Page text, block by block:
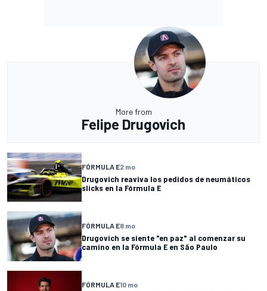
More from
Felipe Drugovich
FÓRMULA E2 mo
Drugovich reaviva los pedidos de neumáticos
slicks en la Fórmula E
FÓRMULA E8 mo
Drugovich se siente "en paz" al comenzar su
camino en la Fórmula E en São Paulo
FÓRMULA E10 mo